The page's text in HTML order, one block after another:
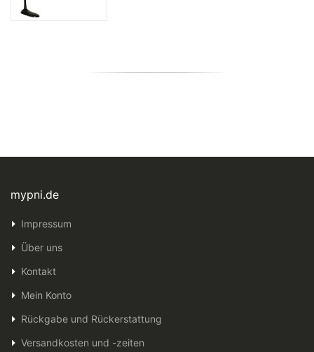
mypni.de
Impressum
Über uns
Kontakt
Mein Konto
Rückgabe und Rückerstattung
Versandkosten und -zeiten